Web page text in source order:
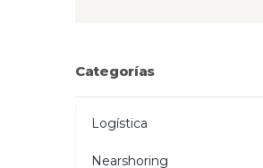
Categorías
Logística
Nearshoring